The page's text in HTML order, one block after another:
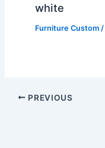
white
Furniture Custom/
PREVIOUS